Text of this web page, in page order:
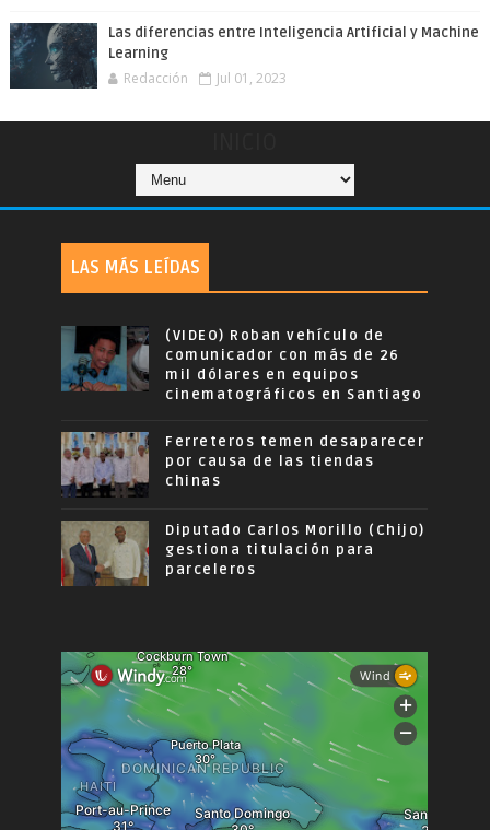
Las diferencias entre Inteligencia Artificial y Machine
Learning
Redacción Jul 01, 2023
LAS MÁS LEÍDAS
(VIDEO) Roban vehículo de
comunicador con más de 26
mil dólares en equipos
cinematográficos en Santiago
Ferreteros temen desaparecer
por causa de las tiendas
chinas
Diputado Carlos Morillo (Chijo)
gestiona titulación para
parceleros